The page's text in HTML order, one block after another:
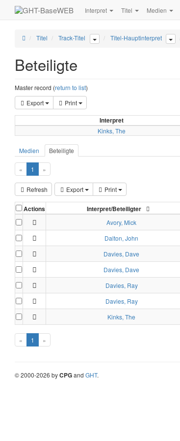
Interpret Titel Medien
Titel Track-Titel Titel-Hauptinterpret
Beteiligte
Master record (return to list)
Export
Print
Interpret
Kinks, The
Medien Beteiligte
« 1 »
Refresh Export Print
Actions Interpret/Beteiligter
Avory, Mick
Dalton, John
Davies, Dave
Davies, Dave
Davies, Ray
Davies, Ray
Kinks, The
« 1 »
©2000-2026 byCPGand GHT.